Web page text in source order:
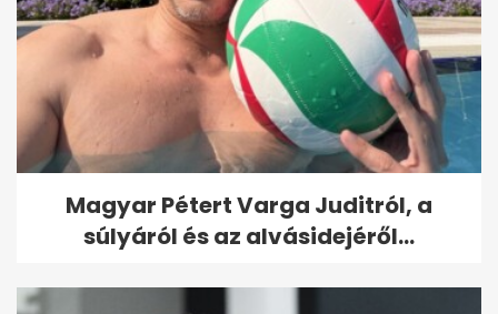
Magyar Pétert Varga Juditról, a
súlyáról és az alvásidejéről...